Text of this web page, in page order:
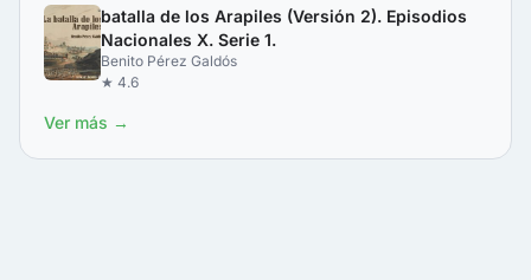
batalla de los Arapiles (Versión 2). Episodios
Nacionales X. Serie 1.
Benito Pérez Galdós
★ 4.6
Ver más →